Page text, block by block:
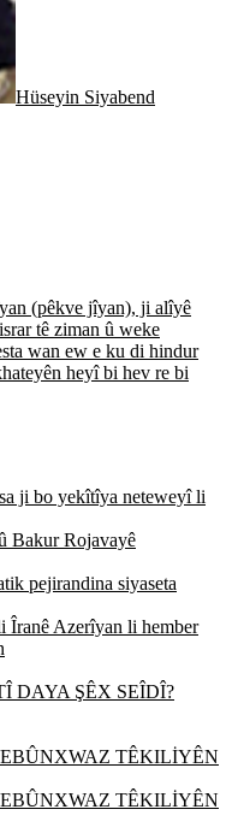
Hüseyin Siyabend
(pêkve jîyan), ji alîyê
tê ziman û weke
wan ew e ku di hindur
heyî bi hev re bi
ji bo yekîtîya neteweyî li
Bakur Rojavayê
pejirandina siyaseta
Îranê Azerîyan li hember
DAYA ŞÊX SEÎDÎ?
TÊKILİYÊN
TÊKILİYÊN